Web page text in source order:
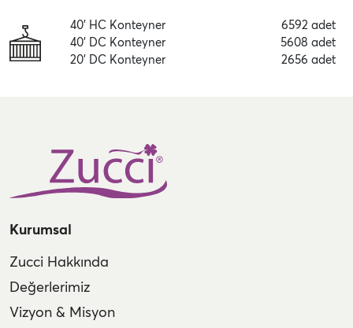
40' HC Konteyner
40' DC Konteyner
20' DC Konteyner
6592 adet
5608 adet
2656 adet
Kurumsal
Zucci Hakkında
Değerlerimiz
Vizyon & Misyon